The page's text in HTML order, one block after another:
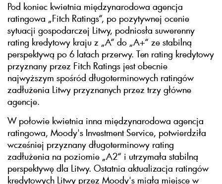
Pod koniec kwietnia międzynarodowa agencja
ratingowa „Fitch Ratings“, po pozytywnej ocenie
sytuacji gospodarczej Litwy, podniosła suwerenny
rating kredytowy kraju z „A“ do „A+“ ze stabilną
perspektywą po 6 latach przerwy. Ten rating kredytowy
przyznany przez Fitch Ratings jest obecnie
najwyższym spośród długoterminowych ratingów
zadłużenia Litwy przyznanych przez trzy główne
agencje.
W połowie kwietnia inna międzynarodowa agencja
ratingowa, Moody's Investment Service, potwierdziła
wcześniej przyznany długoterminowy rating
zadłużenia na poziomie „A2“ i utrzymała stabilną
perspektywę dla Litwy. Ostatnia aktualizacja ratingów
kredytowych Litwy przez Moody's miała miejsce w